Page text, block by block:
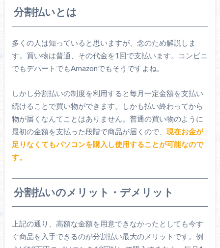
分割払いとは
多くの人は知っていると思いますが、念のため解説しま
す。買い物は普通、その代金を1回で支払います。コンビニ
でもデパートでもAmazonでもそうですよね。
しかし分割払いの制度を利用すると毎月一定金額を支払い
続けることで買い物ができます。しかも払い終わってから
物が届くなんてことはありません。普通の買い物のように
最初の金額を支払った段階で商品が届くので、 現在お金が
足りなくてもパソコンを購入し使用することが可能なので
す。
分割払いのメリット・デメリット
上記の通り、高額な金額を用意できなかったとしても今す
ぐ商品を入手できるのが分割払い最大のメリットです。例